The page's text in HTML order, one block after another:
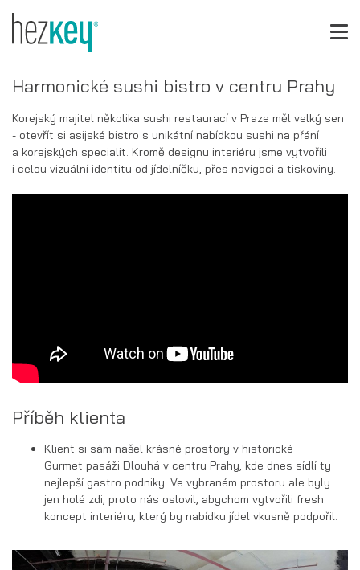
Harmonické sushi bistro v centru Prahy
Korejský majitel několika sushi restaurací v Praze měl velký sen
- otevřít si asijské bistro s unikátní nabídkou sushi na přání
a korejských specialit. Kromě designu interiéru jsme vytvořili
i celou vizuální identitu od jídelníčku, přes navigaci a tiskoviny.
Příběh klienta
Klient si sám našel krásné prostory v historické
Gurmet pasáži Dlouhá v centru Prahy, kde dnes sídlí ty
nejlepší gastro podniky. Ve vybraném prostoru ale byly
jen holé zdi, proto nás oslovil, abychom vytvořili fresh
koncept interiéru, který by nabídku jídel vkusně podpořil.